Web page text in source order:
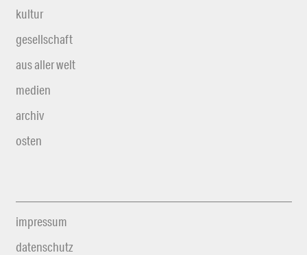
kultur
gesellschaft
aus aller welt
medien
archiv
osten
impressum
datenschutz